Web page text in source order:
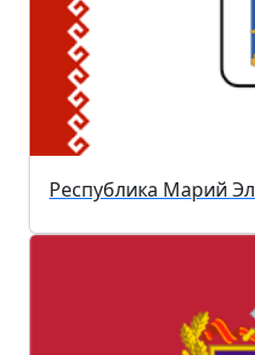
Республика Марий Эл